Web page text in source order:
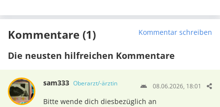
Kommentare (1) Kommentar schreiben
Die neusten hilfreichen Kommentare
sam333 Oberarzt/-ärztin 08.06.2026, 18:01
Bitte wende dich diesbezüglich an